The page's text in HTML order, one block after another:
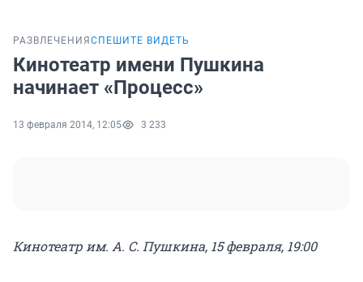
РАЗВЛЕЧЕНИЯ СПЕШИТЕ ВИДЕТЬ
Кинотеатр имени Пушкина
начинает «Процесс»
13 февраля 2014, 12:05 3 233
Кинотеатр им. А. С. Пушкина, 15 февраля, 19:00